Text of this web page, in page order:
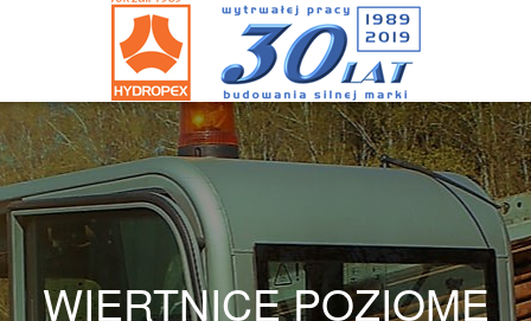
WIERTNICE POZIOME